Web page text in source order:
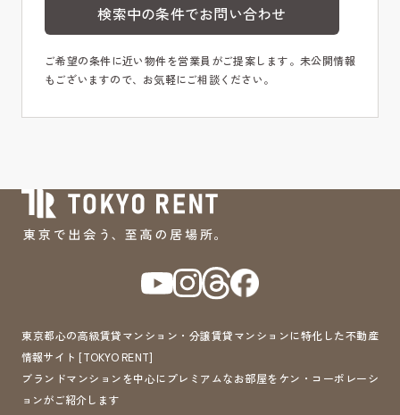
検索中の条件でお問い合わせ
ご希望の条件に近い物件を営業員がご提案します。未公開情報
もございますので、お気軽にご相談ください。
東京都心の高級賃貸マンション・分譲賃貸マンションに特化した不動産
情報サイト [TOKYO RENT]
ブランドマンションを中心にプレミアムなお部屋をケン・コーポレーシ
ョンがご紹介します